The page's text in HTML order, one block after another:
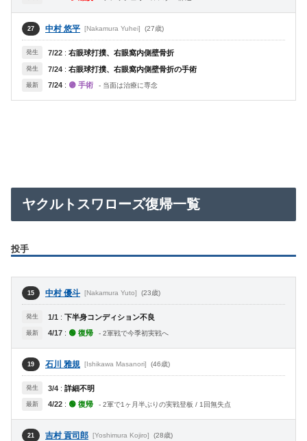
27 中村 悠平 [Nakamura Yuhei] (27歳)
発生 7/22 : 右眼球打撲、右眼窩内側壁骨折
発生 7/24 : 右眼球打撲、右眼窩内側壁骨折の手術
最新 7/24 : 🟣 手術 - 当面は治療に専念
ヤクルトスワローズ復帰一覧
投手
15 中村 優斗 [Nakamura Yuto] (23歳)
発生 1/1 : 下半身コンディション不良
最新 4/17 : 🟢 復帰 - 2軍戦で今季初実戦へ
19 石川 雅規 [Ishikawa Masanori] (46歳)
発生 3/4 : 詳細不明
最新 4/22 : 🟢 復帰 - 2軍で1ヶ月半ぶりの実戦登板 / 1回無失点
21 吉村 貢司郎 [Yoshimura Kojiro] (28歳)